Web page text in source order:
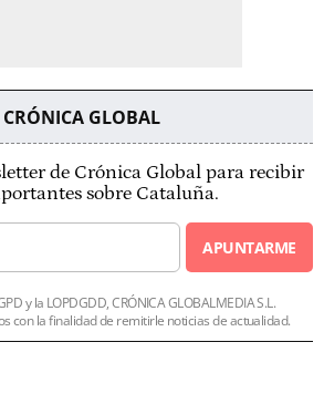
CRÓNICA GLOBAL
de Crónica Global para recibir
sobre Cataluña.
APUNTARME
y la LOPDGDD, CRÓNICA GLOBALMEDIA S.L.
con la finalidad de remitirle noticias de actualidad.